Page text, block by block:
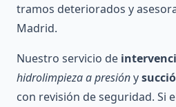
tramos deteriorados y
Madrid.
Nuestro servicio de
hidrolimpieza a presióny
con revisión de seguridad. Si